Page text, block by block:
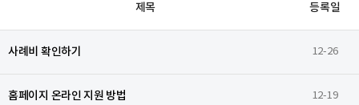
제목 등록일
사례비 확인하기 12-26
홈페이지 온라인 지원 방법 12-19